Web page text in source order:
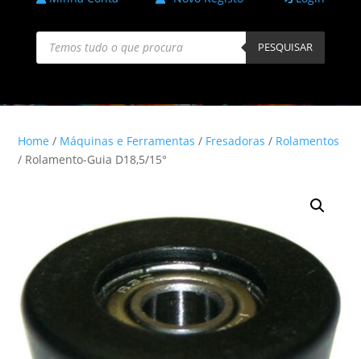
Products
search PESQUISAR
Home / Máquinas e Ferramentas / Fresadoras / Rolamentos
/ Rolamento-Guia D18,5/15°